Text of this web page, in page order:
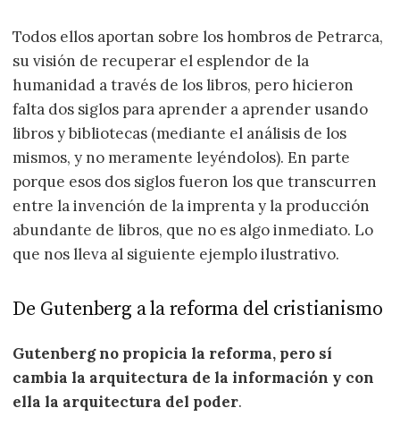
Todos ellos aportan sobre los hombros de Petrarca,
su visión de recuperar el esplendor de la
humanidad a través de los libros, pero hicieron
falta dos siglos para aprender a aprender usando
libros y bibliotecas (mediante el análisis de los
mismos, y no meramente leyéndolos). En parte
porque esos dos siglos fueron los que transcurren
entre la invención de la imprenta y la producción
abundante de libros, que no es algo inmediato. Lo
que nos lleva al siguiente ejemplo ilustrativo.
De Gutenberg a la reforma del cristianismo
Gutenberg no propicia la reforma, pero sí
cambia la arquitectura de la información y con
ella la arquitectura del poder.